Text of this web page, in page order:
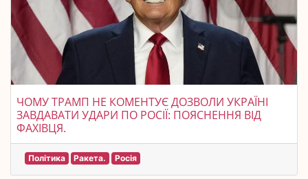
ЧОМУ ТРАМП НЕ КОМЕНТУЄ ДОЗВОЛИ УКРАЇНІ
ЗАВДАВАТИ УДАРИ ПО РОСІЇ: ПОЯСНЕННЯ ВІД
ФАХІВЦЯ.
Політика Ракета. Росія